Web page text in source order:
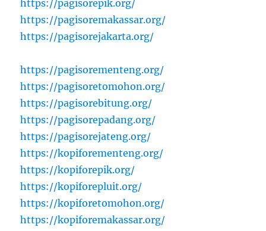
https://pagisorepik.org/
https://pagisoremakassar.org/
https://pagisorejakarta.org/
https://pagisorementeng.org/
https://pagisoretomohon.org/
https://pagisorebitung.org/
https://pagisorepadang.org/
https://pagisorejateng.org/
https://kopiforementeng.org/
https://kopiforepik.org/
https://kopiforepluit.org/
https://kopiforetomohon.org/
https://kopiforemakassar.org/